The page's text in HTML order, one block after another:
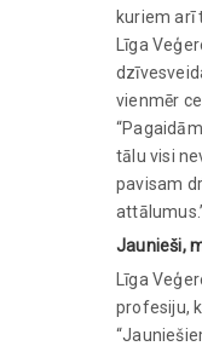
kuriem arī
Līga
vienmēr
tālu visi
pavisam
Jaunieši,
Līga
profesiju,